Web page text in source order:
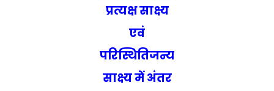
प्रत्यक्ष साक्ष्य
एवं
परिस्थितिजन्य
साक्ष्य में अंतर